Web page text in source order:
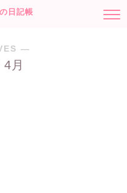
日記帳
―
月